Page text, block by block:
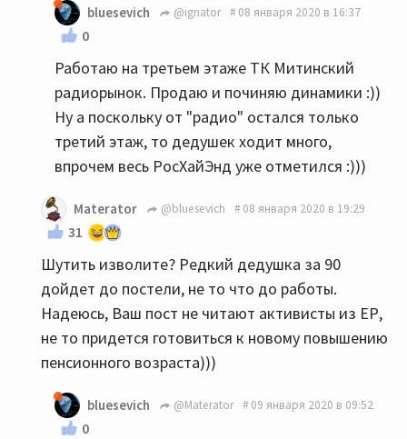
bluesevich @ignator 08 января 2020 в 16:37
0
Работаю на третьем этаже ТК Митинский
радиорынок. Продаю и починяю динамики :))
Ну а поскольку от "радио" остался только
третий этаж, то дедушек ходит много,
впрочем весь РосХайЭнд уже отметился :)))
Materator @bluesevich 08 января 2020 в 19:29
31
Шутить изволите? Редкий дедушка за 90
дойдет до постели, не то что до работы.
Надеюсь, Ваш пост не читают активисты из ЕР,
не то придется готовиться к новому повышению
пенсионного возраста)))
bluesevich @Materator 09 января 2020 в 09:52
0